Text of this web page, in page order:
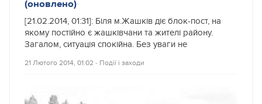
(оновлено)
[21.02.2014, 01:31]: Біля м.Жашків діє блок-пост, на
якому постійно є жашківчани та жителі району.
Загалом, ситуація спокійна. Без уваги не
21 Лютого 2014, 01:02 ‐ Події і заходи